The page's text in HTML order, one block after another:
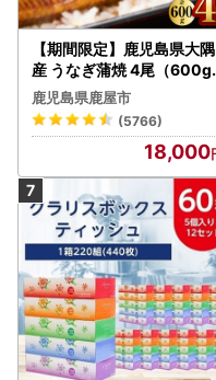
【期間限定】鹿児島県大隅
産 うなぎ蒲焼 4尾（600g
） KN007-004-04-cp18
うなぎ 鰻 魚 惣菜 総菜
鹿児島県鹿屋市
(5766)
18,000